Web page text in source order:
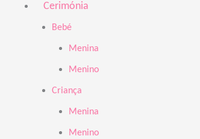
Cerimónia
Bebé
Menina
Menino
Criança
Menina
Menino